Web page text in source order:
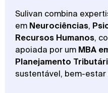
Sulivan combina
em Neurociências,
Recursos Humanos,
apoiada por um MBA
Planejamento
sustentável, bem-